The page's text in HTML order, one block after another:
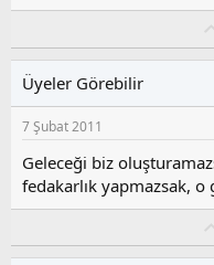
Üyeler Görebilir
7 Şubat 2011
Geleceği biz
fedakarlık yapmazsak, o